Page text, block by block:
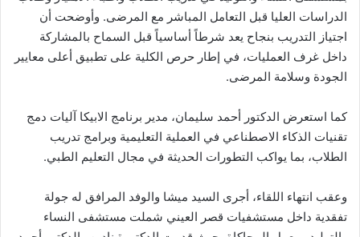
الدراسات العليا قبل التعامل المباشر مع المرضى. وأوضحت أن
اجتياز التدريب بنجاح يعد شرطاً أساسياً قبل السماح بالمشاركة
داخل غرف العمليات، في إطار حرص الكلية على تطبيق أعلى معايير
الجودة وسلامة المرضى.
كما استعرض الدكتور أحمد سليمان، مدير برنامج الابيكا آليات دمج
تقنيات الذكاء الاصطناعي في العملية التعليمية وبرامج تدريب
الطلاب، بما يواكب التطورات الحديثة في مجال التعليم الطبي.
وعقب انتهاء اللقاء، أجرى السيد ميشا والوفد المرافق له جولة
تفقدية داخل مستشفيات قصر العيني شملت مستشفى النساء